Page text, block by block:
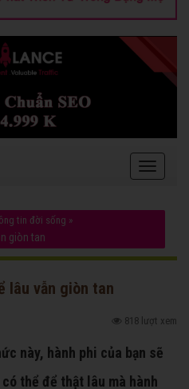
tin đời sống »
giòn tan
lâu vẫn giòn tan
818 lượt xem
này, hành phi của bạn sẽ
thể để thật lâu mà hành